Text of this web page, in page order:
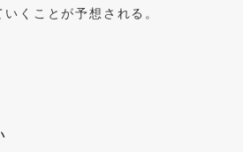
くことが予想される。